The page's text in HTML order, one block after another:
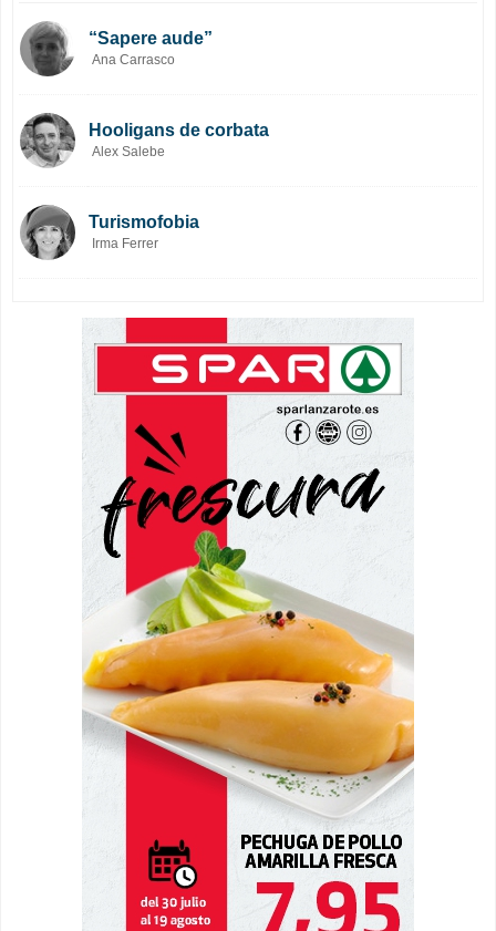
“Sapere aude”
Ana Carrasco
Hooligans de corbata
Alex Salebe
Turismofobia
Irma Ferrer